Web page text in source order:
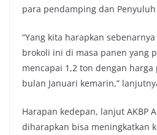
para pendamping dan
“Yang kita harapkan
brokoli ini di masa panen yang
mencapai 1,2 ton dengan harga
bulan Januari kemarin,”
Harapan kedepan, lanjut AKBP
diharapkan bisa meningkatkan